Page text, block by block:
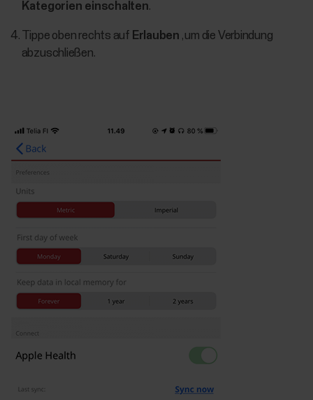
Kategorien einschalten.
Tippe oben rechts auf Erlauben , um die Verbindung
abzuschließen.